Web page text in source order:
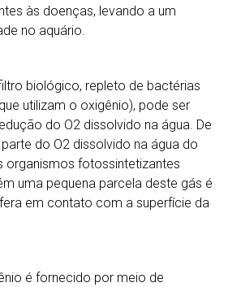
às doenças, levando a um
no aquário.
biológico, repleto de bactérias
utilizam o oxigênio), pode ser
do O2 dissolvido na água. De
do O2 dissolvido na água do
organismos fotossintetizantes
uma pequena parcela deste gás é
em contato com a superfície da
é fornecido por meio de